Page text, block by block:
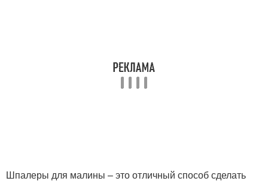
Шпалеры для малины – это отличный способ сделать